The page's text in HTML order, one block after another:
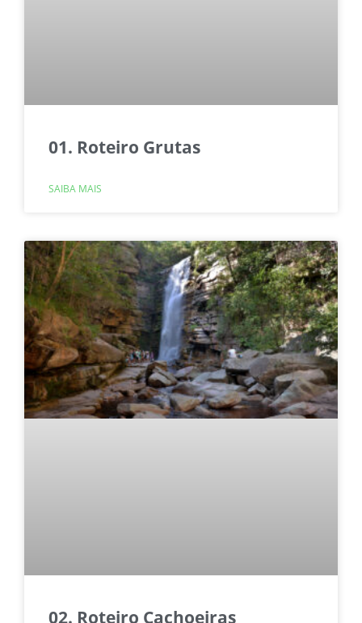
01. Roteiro Grutas
SAIBA MAIS
02. Roteiro Cachoeiras